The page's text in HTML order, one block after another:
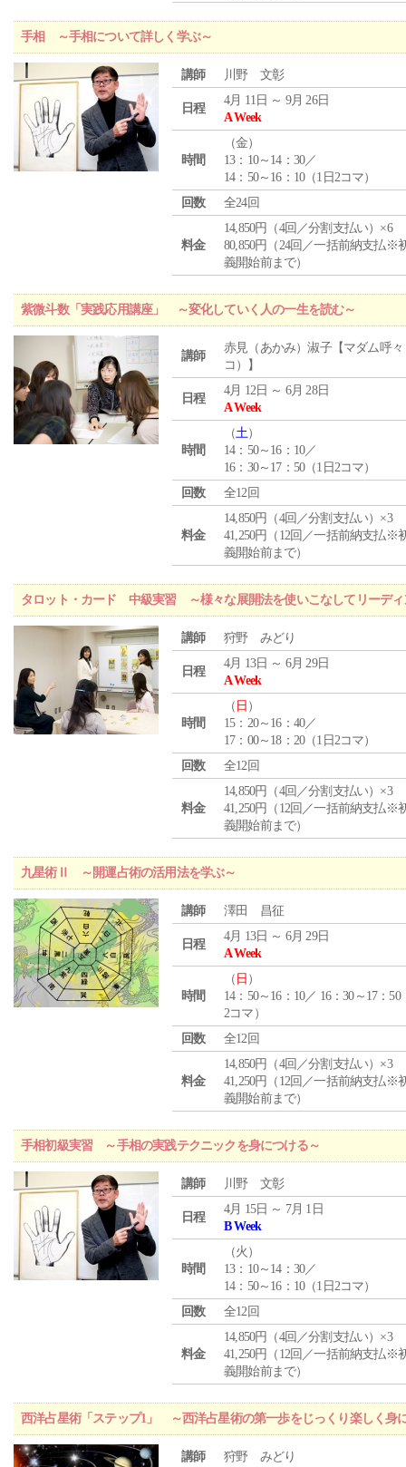
手相 ～手相について詳しく学ぶ～
講師 川野 文彰
日程
4月 11日 ～ 9月 26日
A Week
時間
（金）
13：10～14：30／
14：50～16：10（1日2コマ）
回数
全24回
料金
14,850円（4回／分割支払い）×6
80,850円（24回／一括前納支払※
義開始前まで）
紫微斗数「実践応用講座」 ～変化していく人の一生を読む～
講師
赤見（あかみ）淑子【マダム呼々
コ）】
日程
4月 12日 ～ 6月 28日
A Week
時間
（土）
14：50～16：10／
16：30～17：50（1日2コマ）
回数
全12回
料金
14,850円（4回／分割支払い）×3
41,250円（12回／一括前納支払※
義開始前まで）
タロット・カード 中級実習 ～様々な展開法を使いこなしてリーディ
講師 狩野 みどり
日程
4月 13日 ～ 6月 29日
A Week
時間
（ 日 ）
15：20～16：40／
17：00～18：20（1日2コマ）
回数
全12回
料金
14,850円（4回／分割支払い）×3
41,250円（12回／一括前納支払※
義開始前まで）
九星術Ⅱ ～開運占術の活用法を学ぶ～
講師 澤田 昌征
日程
4月 13日 ～ 6月 29日
A Week
時間
（ 日 ）
14：50～16：10／ 16：30～17：50
2コマ）
回数
全12回
料金
14,850円（4回／分割支払い）×3
41,250円（12回／一括前納支払※
義開始前まで）
手相初級実習 ～手相の実践テクニックを身につける～
講師 川野 文彰
日程
4月 15日 ～ 7月 1日
B Week
時間
（火 ）
13：10～14：30／
14：50～16：10（1日2コマ）
回数
全12回
料金
14,850円（4回／分割支払い）×3
41,250円（12回／一括前納支払※
義開始前まで）
西洋占星術「ステップ1」 ～西洋占星術の第一歩をじっくり楽しく身
講師 狩野 みどり